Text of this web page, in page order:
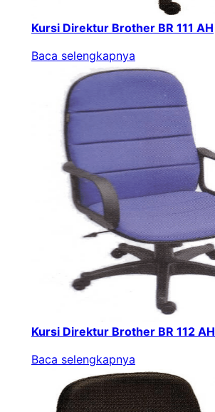
Kursi Direktur Brother BR 111 AH
Baca selengkapnya
Kursi Direktur Brother BR 112 AH
Baca selengkapnya